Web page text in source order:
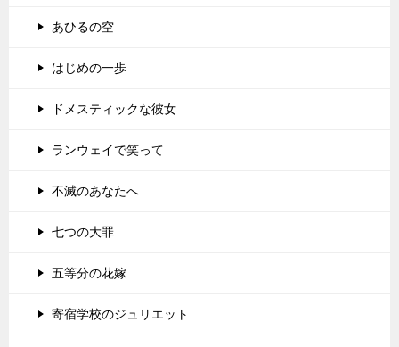
あひるの空
はじめの一歩
ドメスティックな彼女
ランウェイで笑って
不滅のあなたへ
七つの大罪
五等分の花嫁
寄宿学校のジュリエット